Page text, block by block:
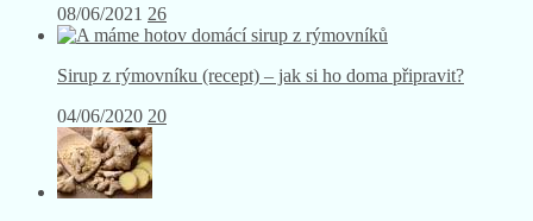
08/06/2021 26
Sirup z rýmovníku (recept) – jak si ho doma připravit?
04/06/2020 20